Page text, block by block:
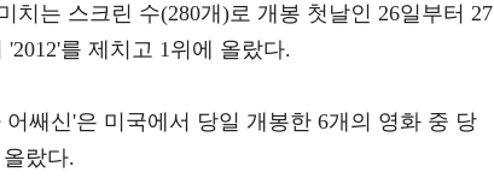
치는 스크린 수(280개)로 개봉 첫날인 26일부터 27
를 제치고 1위에 올랐다.
쌔신'은 미국에서 당일 개봉한 6개의 영화 중 당
랐다.